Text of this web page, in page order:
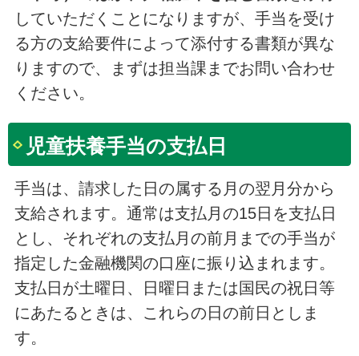
していただくことになりますが、手当を受け
る方の支給要件によって添付する書類が異な
りますので、まずは担当課までお問い合わせ
ください。
児童扶養手当の支払日
手当は、請求した日の属する月の翌月分から
支給されます。通常は支払月の15日を支払日
とし、それぞれの支払月の前月までの手当が
指定した金融機関の口座に振り込まれます。
支払日が土曜日、日曜日または国民の祝日等
にあたるときは、これらの日の前日としま
す。